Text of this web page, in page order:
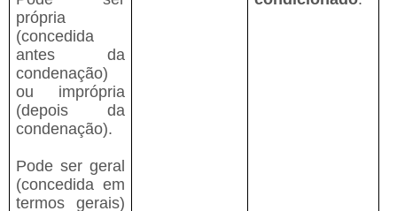
própria
(concedida
antes da
condenação)
ou imprópria
(depois da
condenação).
Pode ser geral
(concedida em
termos gerais)